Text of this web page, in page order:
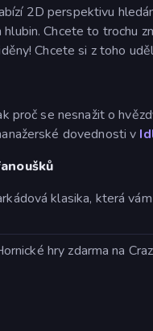
2D perspektivu
Chcete to trochu
Chcete si z toho
proč se nesnažit o
dovednosti v
klasika, která
hry zdarma na